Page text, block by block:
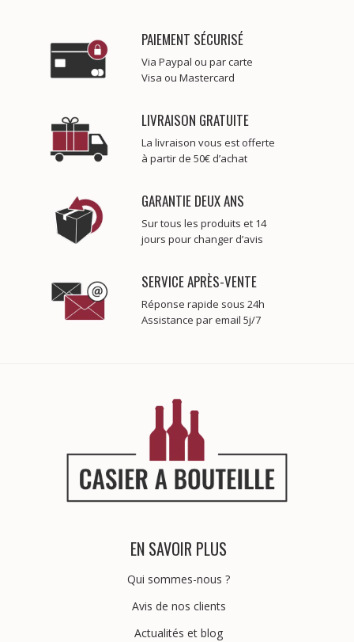
PAIEMENT SÉCURISÉ
Via Paypal ou par carte
Visa ou Mastercard
LIVRAISON GRATUITE
La livraison vous est offerte
à partir de 50€ d’achat
GARANTIE DEUX ANS
Sur tous les produits et 14
jours pour changer d’avis
SERVICE APRÈS-VENTE
Réponse rapide sous 24h
Assistance par email 5j/7
EN SAVOIR PLUS
Qui sommes-nous ?
Avis de nos clients
Actualités et blog